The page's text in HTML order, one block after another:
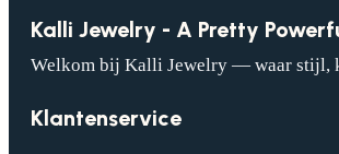
Kalli Jewelry - A Pretty
Welkom bij Kalli Jewelry — waar stijl,
Klantenservice